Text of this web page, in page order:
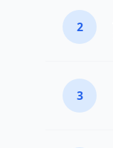
2
3